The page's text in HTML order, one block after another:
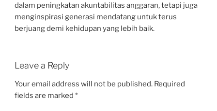
dalam peningkatan akuntabilitas anggaran, tetapi juga
menginspirasi generasi mendatang untuk terus
berjuang demi kehidupan yang lebih baik.
Leave a Reply
Your email address will not be published. Required
fields are marked *